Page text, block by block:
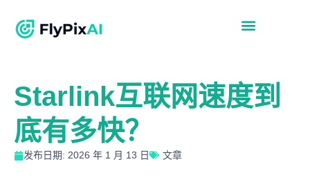
Starlink互联网速度到
底有多快？
发布日期: 2026 年 1 月 13 日 文章